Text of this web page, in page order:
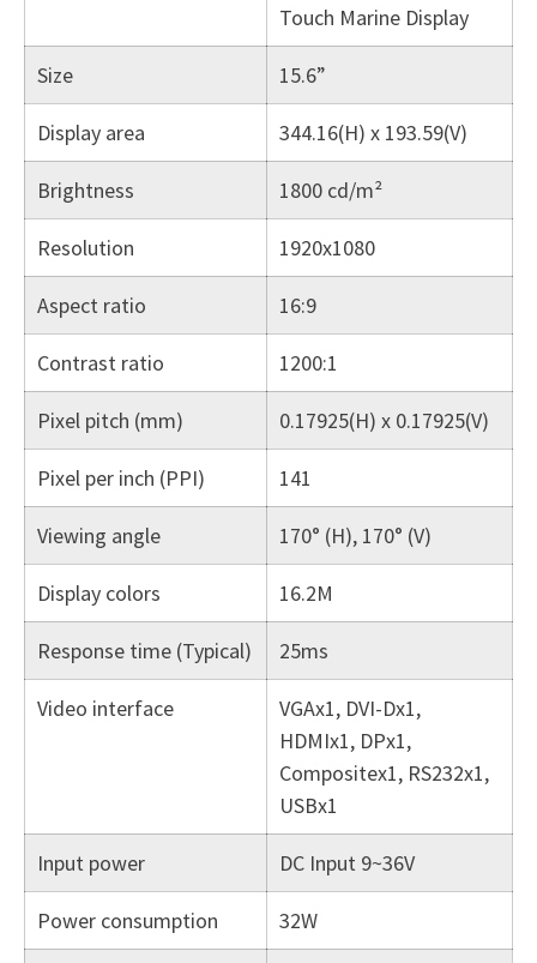
Touch Marine Display
Size 15.6”
Display area 344.16(H) x 193.59(V)
Brightness 1800 cd/m²
Resolution 1920x1080
Aspect ratio 16:9
Contrast ratio 1200:1
Pixel pitch (mm) 0.17925(H) x 0.17925(V)
Pixel per inch (PPI) 141
Viewing angle 170° (H), 170° (V)
Display colors 16.2M
Response time (Typical) 25ms
Video interface
VGAx1, DVI-Dx1,
HDMIx1, DPx1,
Compositex1, RS232x1,
USBx1
Input power DC Input 9~36V
Power consumption 32W